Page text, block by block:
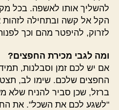
להשליך אותו לאשפה. בכל
הקל אל קשה ובתחילה
לזרוק, להיפטר מהם וכך
ומה לגבי מכירת החפצים?
אם יש לכם זמן וסבלנות,
החפצים שלכם. שימו לב,
ברזל, שכן סביר להניח שלא
"לשגע לכם את השכל". את